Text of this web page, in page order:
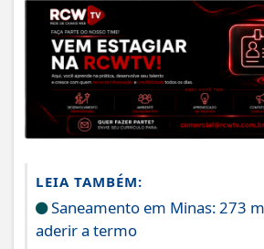
LEIA TAMBÉM:
Saneamento em Minas: 273
aderir a termo